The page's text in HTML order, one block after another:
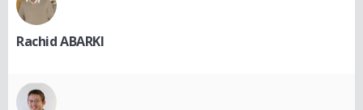
Rachid ABARKI